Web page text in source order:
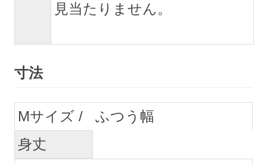
見当たりません。
寸法
M
ふつう幅
身丈